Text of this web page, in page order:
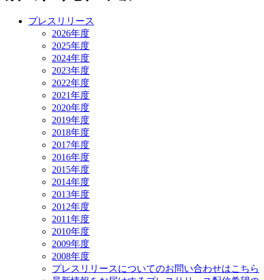
プレスリリース
2026年度
2025年度
2024年度
2023年度
2022年度
2021年度
2020年度
2019年度
2018年度
2017年度
2016年度
2015年度
2014年度
2013年度
2012年度
2011年度
2010年度
2009年度
2008年度
プレスリリースについてのお問い合わせはこちら